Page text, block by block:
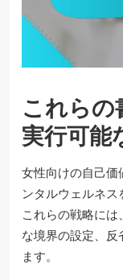
これらの
実行可能
女性向けの自己価
ンタルウェルネス
これらの戦略に
な境界の設定、
ます。